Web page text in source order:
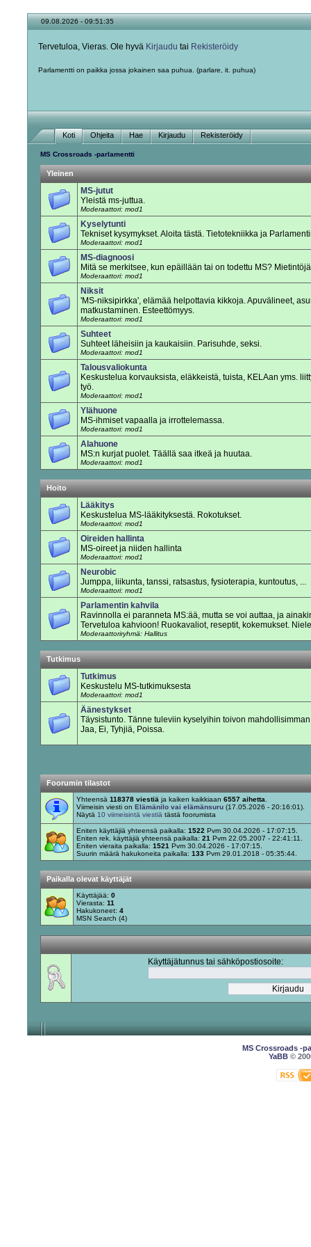
09.08.2026 - 09:51:35
Tervetuloa, Vieras. Ole hyvä Kirjaudu tai Rekisteröidy
Parlamentti on paikka jossa jokainen saa puhua. (parlare, it. puhua)
Koti Ohjeita Hae Kirjaudu Rekisteröidy
MS Crossroads -parlamentti
Yleinen
MS-jutut
Yleistä ms-juttua.
Moderaattori: mod1
Kyselytunti
Tekniset kysymykset. Aloita tästä. Tietotekniikka ja
Moderaattori: mod1
MS-diagnoosi
Mitä se merkitsee, kun epäillään tai on todettu MS?
Moderaattori: mod1
Niksit
'MS-niksipirkka', elämää helpottavia kikkoja. Apuvälineet,
matkustaminen. Esteettömyys.
Moderaattori: mod1
Suhteet
Suhteet läheisiin ja kaukaisiin. Parisuhde, seksi.
Moderaattori: mod1
Talousvaliokunta
Keskustelua korvauksista, eläkkeistä, tuista, KELAan yms.
työ.
Moderaattori: mod1
Ylähuone
MS-ihmiset vapaalla ja irrottelemassa.
Moderaattori: mod1
Alahuone
MS:n kurjat puolet. Täällä saa itkeä ja huutaa.
Moderaattori: mod1
Hoito
Lääkitys
Keskustelua MS-lääkityksestä. Rokotukset.
Moderaattori: mod1
Oireiden hallinta
MS-oireet ja niiden hallinta
Moderaattori: mod1
Neurobic
Jumppa, liikunta, tanssi, ratsastus, fysioterapia, kuntoutus, ...
Moderaattori: mod1
Parlamentin kahvila
Ravinnolla ei paranneta MS:ää, mutta se voi auttaa, ja
Tervetuloa kahvioon! Ruokavaliot, reseptit, kokemukset.
Moderaattoriryhmä: Hallitus
Tutkimus
Tutkimus
Keskustelu MS-tutkimuksesta
Moderaattori: mod1
Äänestykset
Täysistunto. Tänne tuleviin kyselyihin toivon
Jaa, Ei, Tyhjiä, Poissa.
Foorumin tilastot
Yhteensä118378 viestiä ja kaiken kaikkiaan6557 aihetta
Viimeisin viesti onElämänilo vai elämänsuru (17.05.2026 - 20:16:01).
Näytä 10 viimeisintä viestiä tästä foorumista
Eniten käyttäjiä yhteensä paikalla:1522 Pvm 30.04.2026 - 17:07:15.
Eniten rek. käyttäjiä yhteensä paikalla:21 Pvm 22.05.2007 - 22:41:11.
Eniten vieraita paikalla:1521 Pvm 30.04.2026 - 17:07:15.
Suurin määrä hakukoneita paikalla:133 Pvm 29.01.2018 - 05:35:44.
Paikalla olevat käyttäjät
Käyttäjää:0
Vierasta:11
Hakukoneet:4
MSN Search (4)
Käyttäjätunnus tai sähköpostiosoite:
MS Crossroads -
YaBB©